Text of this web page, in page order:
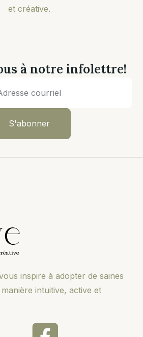
et créative.
à notre infolettre!
inspire à adopter de saines
intuitive, active et